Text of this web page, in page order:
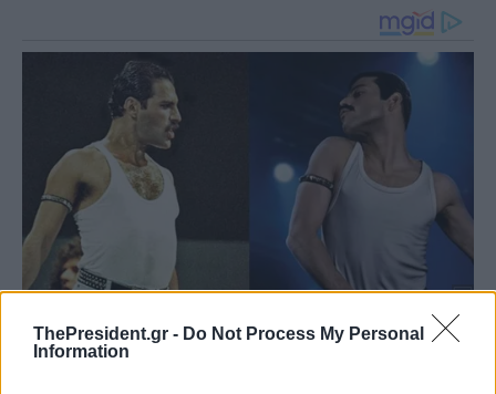
ThePresident.gr - Do Not Process My Personal
Information